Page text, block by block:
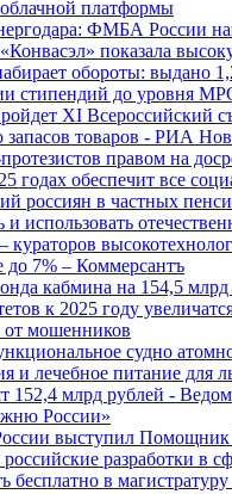
платформы
ФМБА России
показала
обороты: выдано
стипендий до уровня
XI Всероссийский
запасов товаров - РИА
правом на
обеспечит все
россиян в частных
до 7% – Коммерсантъ
кабмина на 154,5 млрд
к 2025 году
от мошенников
судно
и лечебное питание для
152,4 млрд рублей -
России»
выступил Помощник
разработки в
бесплатно в